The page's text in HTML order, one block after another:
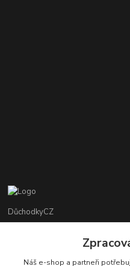
DůchodkyCZ
+420 412384749
Náš e-shop a partneři